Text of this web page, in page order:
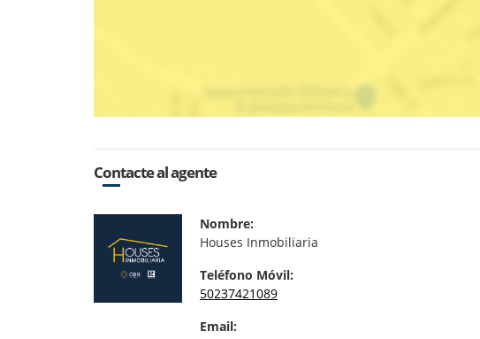
Contacte al agente
Nombre:
Houses Inmobiliaria
Teléfono Móvil:
50237421089
Email: